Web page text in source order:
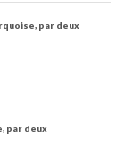
par deux
par deux